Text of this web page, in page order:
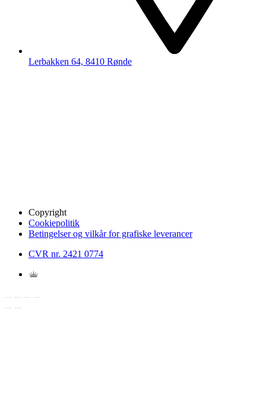
Lerbakken 64, 8410 Rønde
Copyright
Cookiepolitik
Betingelser og vilkår for grafiske leverancer
CVR nr. 2421 0774